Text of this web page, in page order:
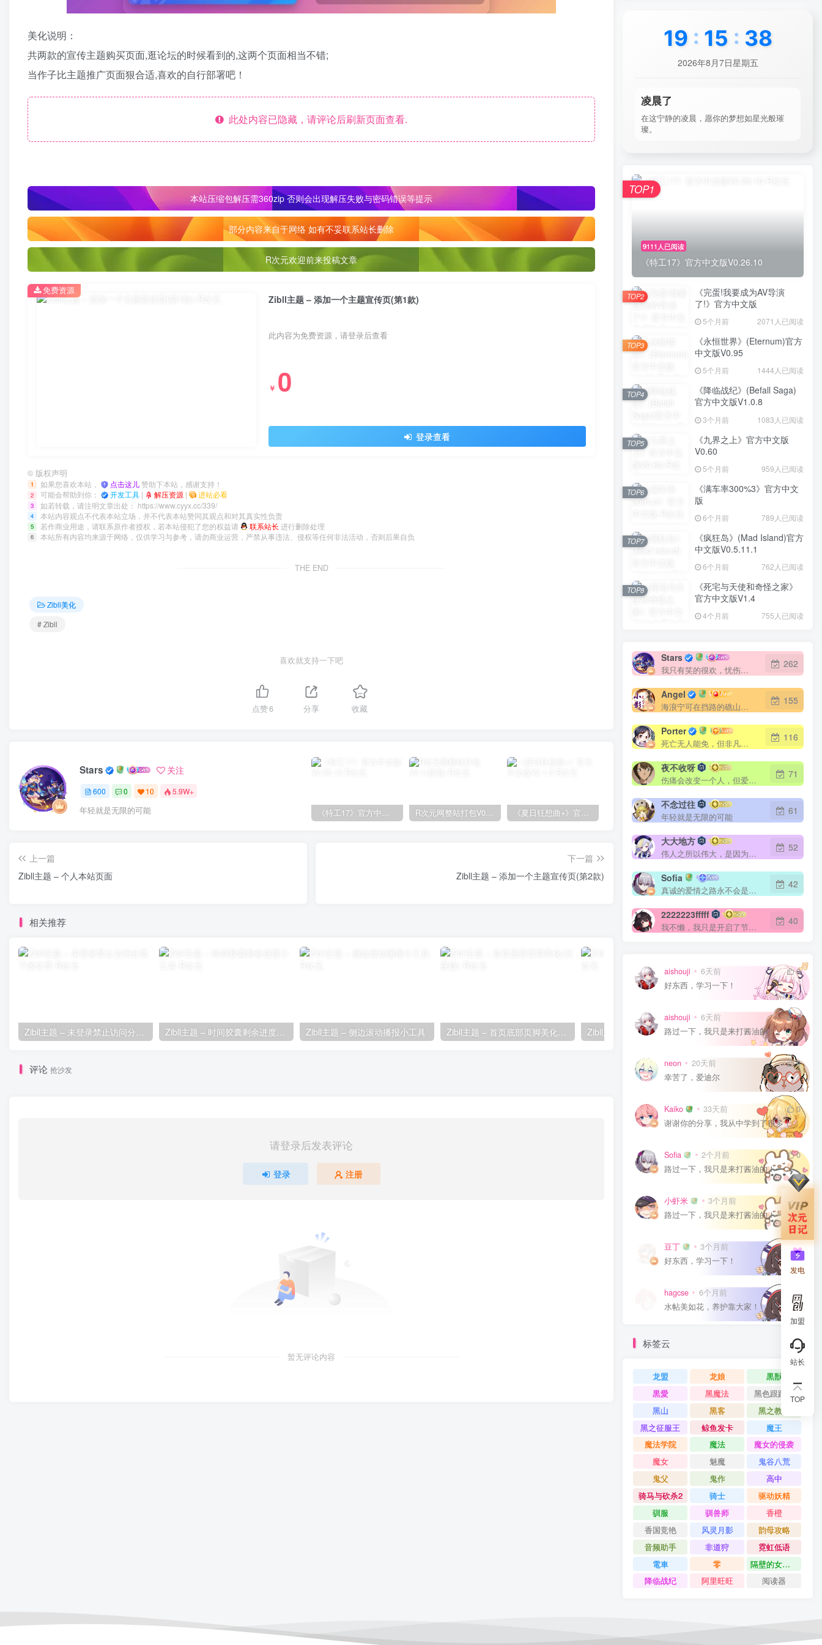
美化说明：
共两款的宣传主题购买页面,逛论坛的时候看到的,这两个页面相当不错;
当作子比主题推广页面狠合适,喜欢的自行部署吧！
此处内容已隐藏，请评论后刷新页面查看.
本站压缩包解压需360zip 否则会出现解压失败与密码错误等提示
部分内容来自于网络 如有不妥联系站长删除
R次元欢迎前来投稿文章
Zibll主题 – 添加一个主题宣传页(第1款)
此内容为免费资源，请登录后查看
￥ 0
登录查看
免费资源
© 版权声明
1 如果您喜欢本站， 点击这儿赞助下本站，感谢支持！
2 可能会帮助到你： 开发工具 | 解压资源 | 进站必看
3 如若转载，请注明文章出处： https://www.cyyx.cc/339/
4 本站内容观点不代表本站立场，并不代表本站赞同其观点和对其真实性负责
5 若作商业用途，请联系原作者授权，若本站侵犯了您的权益请 联系站长 进行删除处理
6 本站所有内容均来源于网络，仅供学习与参考，请勿商业运营，严禁从事违法、侵权等任何非法活动，否则后果自负
THE END
Zibll美化
# Zibll
喜欢就支持一下吧
点赞6 分享 收藏
Stars 关注
600 0 10 5.9W+
年轻就是无限的可能 《特工17》官方中文版V0.26.10 R次元网整站打包V0.1(原创) 《夏日狂想曲+》官方中文版V2.1.3 随机小姐姐视频V3.0(千寻版) 在线扒站(开源版)
上一篇
Zibll主题 – 个人本站页面
下一篇
Zibll主题 – 添加一个主题宣传页(第2款)
相关推荐
Zibll主题 – 未登录禁止访问分类下的文章 Zibll主题 – 时间胶囊剩余进度小工具 Zibll主题 – 侧边滚动播报小工具 Zibll主题 – 首页底部页脚美化(日夜版) Zibll主题 – 自带弹窗美化样式 Zibll主题 – 添加自动聊
评论 抢沙发
请登录后发表评论
登录 注册
暂无评论内容
19 : 15 : 39
2026年8月7日星期五
凌晨了
在这宁静的凌晨，愿你的梦想如星光般璀
璨。
9111人已阅读
《特工17》官方中文版V0.26.10
TOP1
《完蛋!我要成为AV导演
了!》官方中文版
5个月前 2071人已阅读
TOP2
《永恒世界》(Eternum)官方
中文版V0.95
5个月前 1444人已阅读
TOP3
《降临战纪》(Befall Saga)
官方中文版V1.0.8
3个月前 1083人已阅读
TOP4
《九界之上》官方中文版
V0.60
5个月前 959人已阅读
TOP5
《满车率300%3》官方中文
版
6个月前 789人已阅读
TOP6
《疯狂岛》(Mad Island)官方
中文版V0.5.11.1
6个月前 762人已阅读
TOP7
《死宅与天使和奇怪之家》
官方中文版V1.4
4个月前 755人已阅读
TOP8
Stars
我只有笑的很欢，忧伤才不会被看穿
262
Angel
海浪宁可在挡路的礁山上撞得粉碎，也不肯后退一步
155
Porter
死亡无人能免，但非凡的成就会树起一座纪念碑，它将一直立到太阳冷却之时
116
夜不收呀
伤痛会改变一个人，但爱最终总会让你找回最初的自己
71
不念过往
年轻就是无限的可能
61
大大地方
伟人之所以伟大，是因为他立志要成为伟大的人
52
Sofia
真诚的爱情之路永不会是平坦的
42
2222223fffff
我不懒，我只是开启了节能模式
40
aishouji 6天前
0
好东西，学习一下！
aishouji 6天前
0
路过一下，我只是来打酱油的！
neon 20天前
0
幸苦了，爱迪尔
Kaiko 33天前
0
谢谢你的分享，我从中学到了很多！
Sofia 2个月前
0
路过一下，我只是来打酱油的！
小虾米 3个月前
0
路过一下，我只是来打酱油的！
豆丁 3个月前
0
好东西，学习一下！
hagcse 6个月前
0
水帖美如花，养护靠大家！
标签云
龙盟 龙娘
黒獣
黒愛
黑魔法
黑色跟踪狂
黑山
黑客
黑之教室
黑之征服王
鲸鱼发卡
魔王
魔法学院
魔法
魔女的侵袭
魔女
魅魔
鬼谷八荒
鬼父
鬼作
高中
骑马与砍杀2
骑士
驱动妖精
驯服
驯兽师
香橙
香国竞艳
风灵月影
韵母攻略
音频助手
非道狩
霓虹低语
電車
零
隔壁的女主播
降临战纪
阿里旺旺 阅读器
发电
加盟
站长
TOP